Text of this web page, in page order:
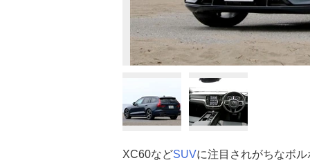
XC60などSUVに注目されがちなボ